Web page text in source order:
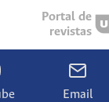
Portal de
revistas
Email